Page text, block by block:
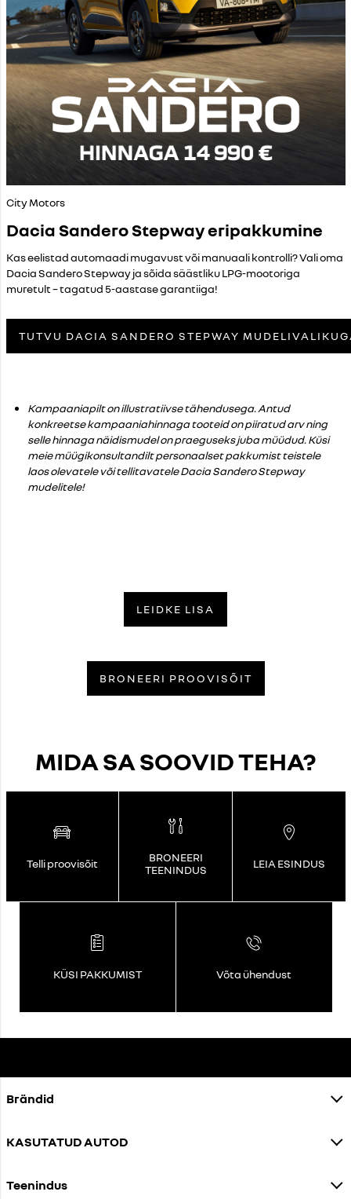
City Motors
Dacia Sandero Stepway eripakkumine
Kas eelistad automaadi mugavust või manuaali kontrolli? Vali oma
Dacia Sandero Stepway ja sõida säästliku LPG-mootoriga
muretult – tagatud 5-aastase garantiiga!
TUTVU DACIA SANDERO STEPWAY
Kampaaniapilt on illustratiivse tähendusega. Antud
konkreetse kampaaniahinnaga tooteid on piiratud arv ning
selle hinnaga näidismudel on praeguseks juba müüdud. Küsi
meie müügikonsultandilt personaalset pakkumist teistele
laos olevatele või tellitavatele Dacia Sandero Stepway
mudelitele!
LEIDKE LISA
BRONEERI PROOVISÕIT
MIDA SA SOOVID TEHA?
Telli proovisõit
BRONEERI
TEENINDUS
LEIA ESINDUS
KÜSI PAKKUMIST Võta ühendust
Brändid
KASUTATUD AUTOD
Teenindus